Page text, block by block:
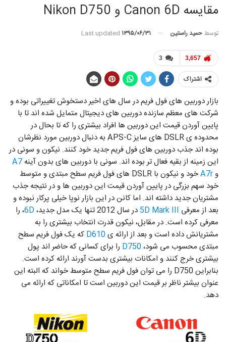
مقایسه Canon 6D و Nikon D750
توسط حمید راستین Last updated ۱۳۹۵/۰۶/۳۱
3 3,657
اشتراک
بازار دوربین های فول فریم در سال های اخیر دستخوش تغییراتی بوده و
شرکت های معظم سازنده دوربین های دیجیتال متمایل شده اند تا با
پایین آوردن قیمت این دوربین ها افراد بیشتری را که تا بحال در
محدوده ی DSLR های سایز APS-C به دنبال دوربین مورد نظرشان
بوده اند جذب دوربین های فول فریم جدید خود کنند. نیکون و سونی در
این زمینه از بقیه فعال تر بوده اند. سونی با دوربین های بدون آینه A7
و A7r
خود و نیکون با DSLR های فول فریم سطح مبتدی و متوسط
خود سهم بزرگی در پایین آوردن قیمت این دوربین ها و در نتیجه جذب
مشتریان جدید داشته اند. اما کانن در این بازار نوپا خیلی پرکار نبوده و
بعد از معرفی 5D Mark III در سال 2012 تنها یک مدل جدید، 6D، را
معرفی کرده است. در مقابل، نیکون قدرت انتخاب بیشتری را به
مشتریانش داده است و بعد از ارائه یD610 که یک فول فریم سطح
مبتدی محسوب می شود،D750 را برای کسانی که حاضر اند پول
بیشتری خرج کنند و امکانات بیشتری بدست آورند ارائه کرده است.
بنابراین D750 را می توان فول فریم سطح متوسط خواند که البته این
عنوان بیشتر ناظر بر قیمت این دوربین است تا امکاناتی که ارائه می
دهد.